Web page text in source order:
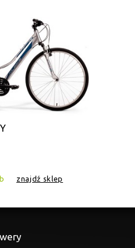
znajdź sklep